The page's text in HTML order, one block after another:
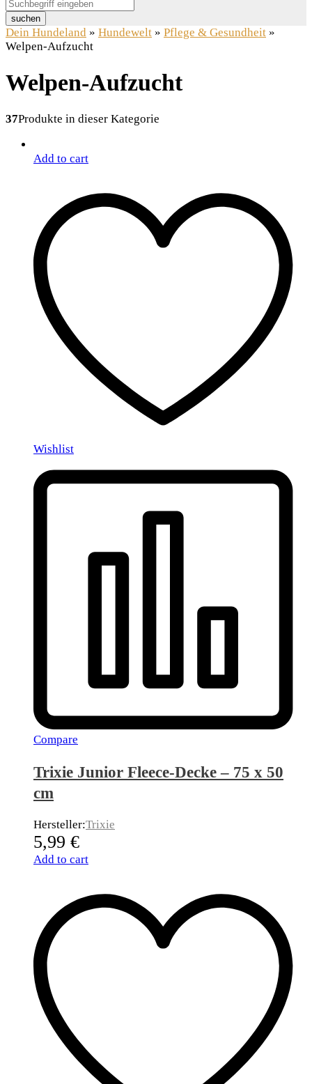
suchen
Dein Hundeland » Hundewelt » Pflege & Gesundheit »
Welpen-Aufzucht
Welpen-Aufzucht
37Produkte in dieser Kategorie
Add to cart
Wishlist
Compare
Trixie Junior Fleece-Decke – 75 x 50
cm
Hersteller:Trixie
5,99 €
Add to cart